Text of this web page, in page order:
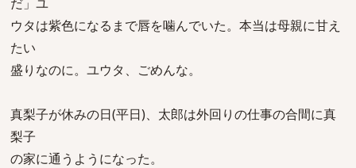
ウタは紫色になるまで唇を噛んでいた。本当は母親に甘え
たい
盛りなのに。ユウタ、ごめんな。
真梨子が休みの日(平日)、太郎は外回りの仕事の合間に真
梨子
の家に通うようになった。